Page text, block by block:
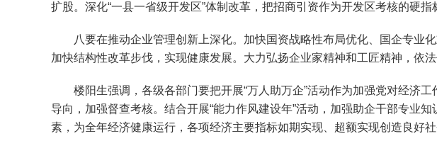
扩股。深化“一县一省级开发区”体制改革，把招商引资作为开发区考核的硬指
八要在推动企业管理创新上深化。加快国资战略性布局优化、国企专业
加快结构性改革步伐，实现健康发展。大力弘扬企业家精神和工匠精神，依
楼阳生强调，各级各部门要把开展“万人助万企”活动作为加强党对经济工
导向，加强督查考核。结合开展“能力作风建设年”活动，加强助企干部专业
素，为全年经济健康运行，各项经济主要指标如期实现、超额实现创造良好社